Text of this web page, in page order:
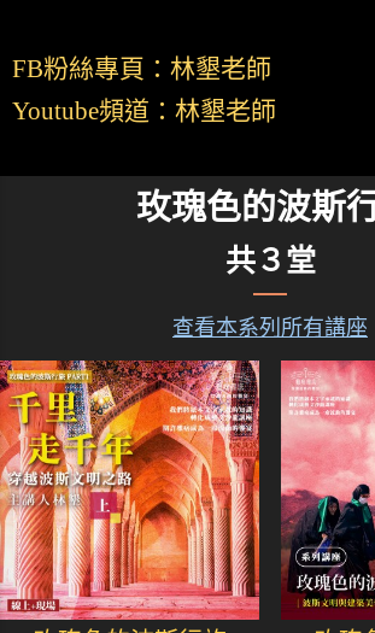
FB粉絲專頁：林墾老師
Youtube頻道：林墾老師
玫瑰色的波斯
共３堂
查看本系列所有講座